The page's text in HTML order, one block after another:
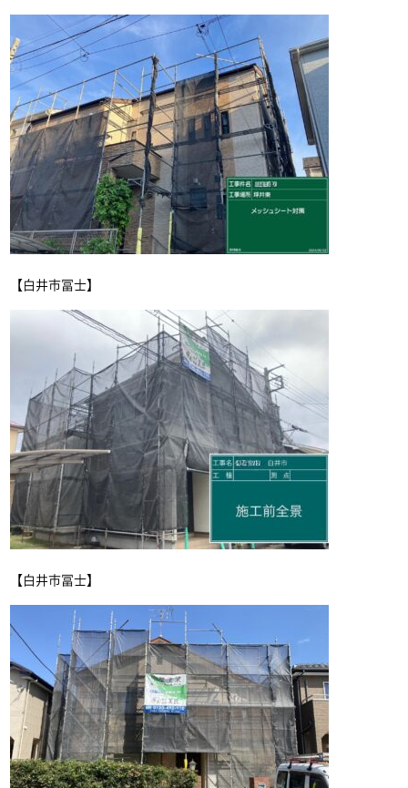
【白井市冨士】
【白井市冨士】